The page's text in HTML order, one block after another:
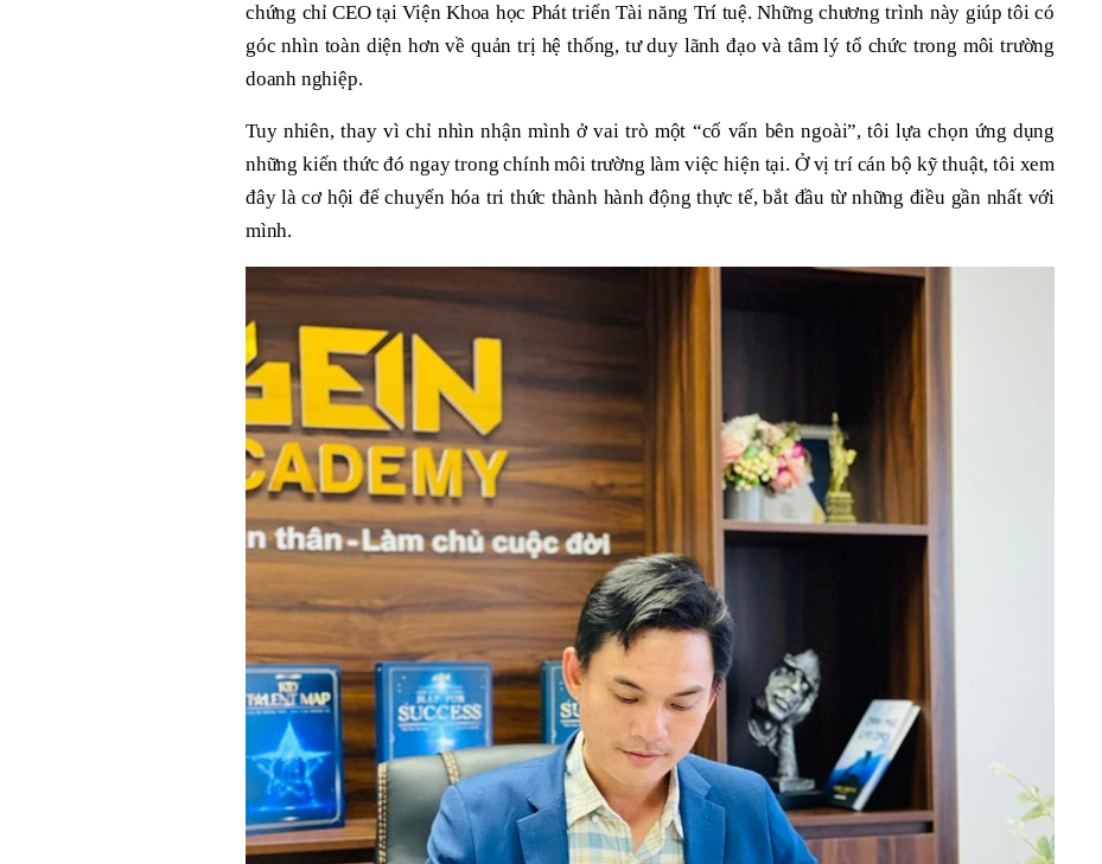
chứng chỉ CEO tại Viện Khoa học Phát triển Tài năng Trí tuệ. Những chương trình này giúp tôi có
góc nhìn toàn diện hơn về quản trị hệ thống, tư duy lãnh đạo và tâm lý tổ chức trong môi trường
doanh nghiệp.
Tuy nhiên, thay vì chỉ nhìn nhận mình ở vai trò một “cố vấn bên ngoài”, tôi lựa chọn ứng dụng
những kiến thức đó ngay trong chính môi trường làm việc hiện tại. Ở vị trí cán bộ kỹ thuật, tôi xem
đây là cơ hội để chuyển hóa tri thức thành hành động thực tế, bắt đầu từ những điều gần nhất với
mình.